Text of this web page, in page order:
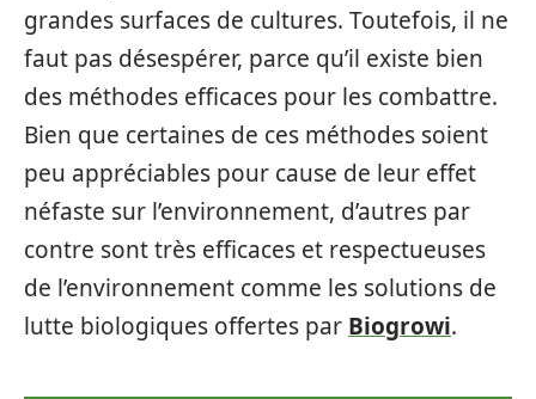
grandes surfaces de cultures. Toutefois, il ne
faut pas désespérer, parce qu’il existe bien
des méthodes efficaces pour les combattre.
Bien que certaines de ces méthodes soient
peu appréciables pour cause de leur effet
néfaste sur l’environnement, d’autres par
contre sont très efficaces et respectueuses
de l’environnement comme les solutions de
lutte biologiques offertes par Biogrowi.